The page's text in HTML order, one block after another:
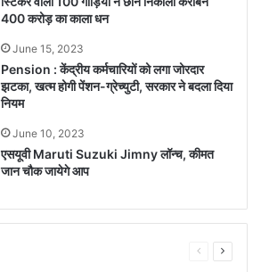
400 करोड़ का काला धन
June 15, 2023
Pension : केंद्रीय कर्मचार‍ियों को लगा जोरदार
झटका, खत्म होगी पेंशन-ग्रेच्‍युटी, सरकार ने बदला दिया
न‍ियम
June 10, 2023
एसयूवी Maruti Suzuki Jimny लॉन्च, कीमत
जान चौक जायेगे आप
Previous
Next